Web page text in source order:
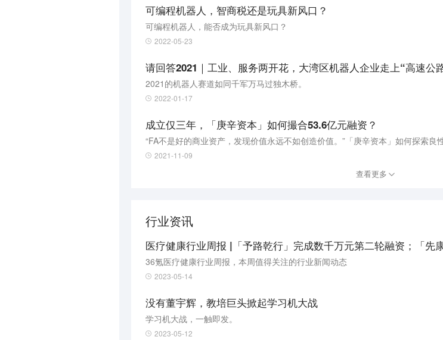
可编程机器人，智商税还是玩具新风口？
可编程机器人，能否成为玩具新风口？
2022-05-23
请回答2021｜工业、服务两开花，大湾区机器人企业走上“高速公
2021的机器人赛道如同千军万马过独木桥。
2022-01-17
成立仅三年，「庚辛资本」如何撮合53.6亿元融资？
“FA不是好的商业资产，发现价值永远不如创造价值。”「庚辛资本」如何探索良
2021-11-09
查看更多
行业资讯
医疗健康行业周报 |「予路乾行」完成数千万元第二轮融资；「先
36氪医疗健康行业周报，本周值得关注的行业新闻动态
2023-05-14
没有董宇辉，教培巨头掀起学习机大战
学习机大战，一触即发。
2023-05-12